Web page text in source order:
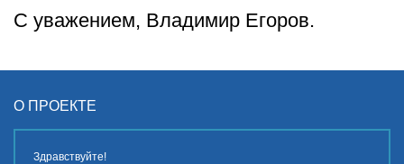
С уважением, Владимир Егоров.
О ПРОЕКТЕ
Здравствуйте!